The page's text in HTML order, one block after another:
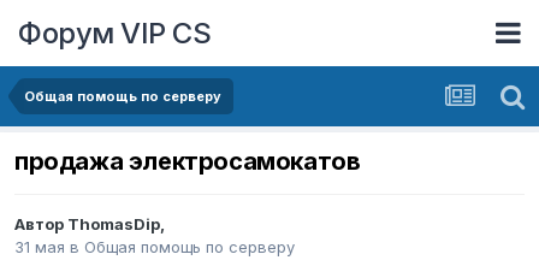
Форум VIP CS
Общая помощь по серверу
продажа электросамокатов
Автор ThomasDip,
31 мая в Общая помощь по серверу